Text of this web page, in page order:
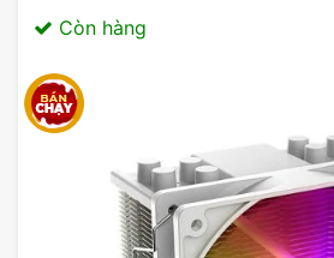
03/2025
Còn hàng